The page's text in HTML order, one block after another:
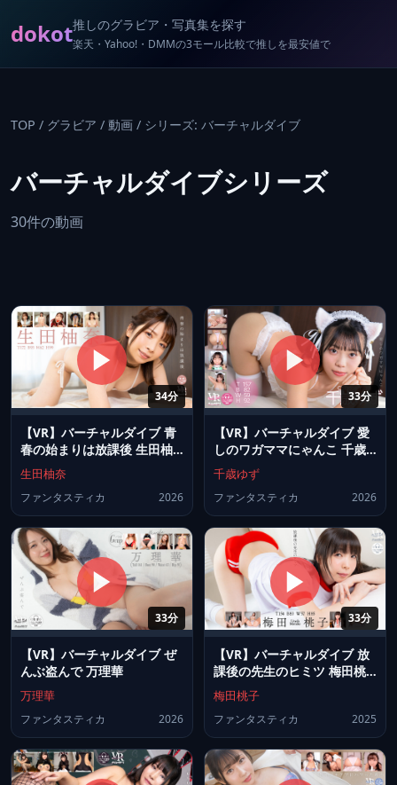
dokot推しのグラビア・写真集を探す
楽天・Yahoo!・DMMの3モール比較で推しを最安値で
TOP / グラビア / 動画 / シリーズ: バーチャルダイブ
バーチャルダイブシリーズ
30件の動画
34分
【VR】バーチャルダイブ 青
春の始まりは放課後 生田柚
奈
生田柚奈
ファンタスティカ 2026
33分
【VR】バーチャルダイブ 愛
しのワガママにゃんこ 千歳
ゆず
千歳ゆず
ファンタスティカ 2026
33分
【VR】バーチャルダイブ ぜ
んぶ盗んで 万理華
万理華
ファンタスティカ 2026
33分
【VR】バーチャルダイブ 放
課後の先生のヒミツ 梅田桃
子
梅田桃子
ファンタスティカ 2025